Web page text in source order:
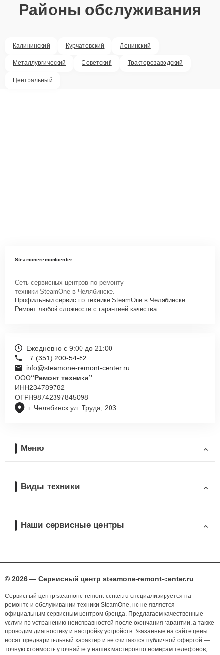
Районы обслуживания
Калининский Курчатовский Ленинский
Металлургический Советский Тракторозаводский
Центральный
Steamoneremontcenter
Сеть сервисных центров по ремонту
техники SteamOne в Челябинске.
Профильный сервис по технике SteamOne в Челябинске.
Ремонт любой сложности с гарантией качества.
г. Челябинск ул. Труда, 203
Ежедневно с 9:00 до 21:00
+7 (351) 200-54-82
info@steamone-remont-center.ru
ООО“Ремонт техники”
ИНН234789782
ОГРН98742397845098
Меню
Виды техники
Наши сервисные центры
© 2026 — Сервисный центр steamone-remont-center.ru
Сервисный центр steamone-remont-center.ru специализируется на
ремонте и обслуживании техники SteamOne, но не является
официальным сервисным центром бренда. Предлагаем качественные
услуги по устранению неисправностей после окончания гарантии, а также
проводим диагностику и настройку устройств. Указанные на сайте цены
носят предварительный характер и не считаются публичной офертой —
точную стоимость уточняйте у наших мастеров по номерам телефонов,